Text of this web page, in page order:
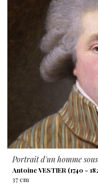
Portrait d'un homme
Antoine VESTIER (1740 -
37 cm